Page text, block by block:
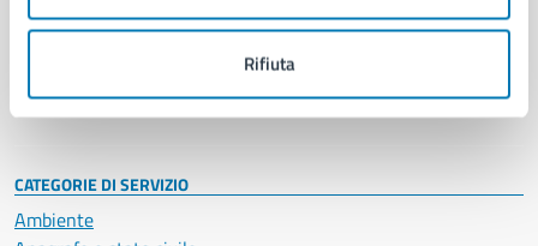
Rifiuta
Politici
Intranet, posta aziendale e protocollo
CATEGORIE DI SERVIZIO
Ambiente